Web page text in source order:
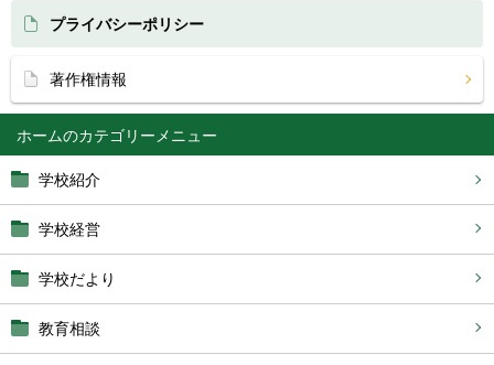
ホーム
学校紹介
学校経営
学校だより
教育相談
プライバシーポリシー
著作権情報